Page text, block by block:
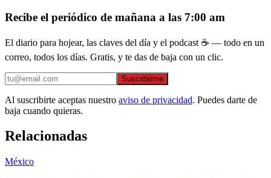
Recibe el periódico de mañana a las 7:00 am
El diario para hojear, las claves del día y el podcast ☕ — todo en un
correo, todos los días. Gratis, y te das de baja con un clic.
Suscribirme
Al suscribirte aceptas nuestro aviso de privacidad. Puedes darte de
baja cuando quieras.
Relacionadas
México